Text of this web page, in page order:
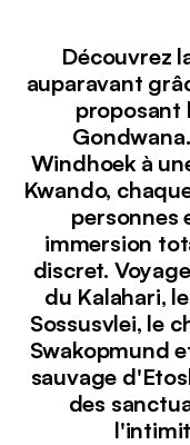
Découvrez
auparavant
proposant
Windhoek à
Kwando,
personnes
immersion
discret.
du Kalahari,
Sossusvlei, le
Swakopmund
sauvage
des